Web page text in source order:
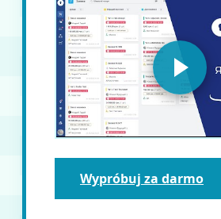
Wypróbuj za darmo